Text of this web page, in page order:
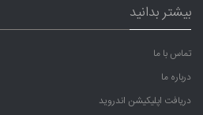
بیشتر بدانید
تماس با ما
درباره ما
دریافت اپلیکیشن اندروید